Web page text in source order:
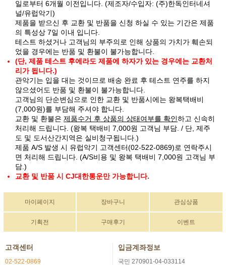
일로부터 6개월 이전입니다. (제조자/수입자: (주)한독인터네셔
널/유럽악기)
제품을 받으신 후 교환 및 반품을 신청 하실 수 있는 기간은 제품
의 특성상 7일 이내 입니다.
테스트 하셨거나 고객님의 부주의로 인해 상품의 가치가 훼손되
었을 경우에는 반품 및 환불이 불가능합니다.
(단, 제품 테스트 후에라도 제품에 하자가 있는 경우에는 교환처
리가 됩니다.)
관악기는 입을 대는 것이므로 배송 완료 후 테스트 연주를 하지
않으셨어도 반품 및 환불이 불가능합니다.
고객님의 단순변심으로 인한 교환 및 반품시에는 왕복택배비
(7,000원)를 부담해 주셔야 합니다.
교환 및 환불은 제품수거 후 상품의 상태여부를 확인하고 신속히
처리해 드립니다. (왕복 택배비 7,000원 고객님 부담. / 단, 제주
도 및 도서산간지역은 실비청구됩니다.)
제품 A/S 발생 시 유럽악기 고객센터(02-522-0869)로 연락주시
면 처리해 드립니다. (A/S비용 및 왕복 택배비 7,000원 고객님 부
담.)
교환 및 반품 시 CJ대한통운만 가능합니다.
마이페이지 장바구니 관심상품
기획전 구매후기 이벤트
고객센터
02-522-0869
입금계좌정보
국민 270901-04-033114